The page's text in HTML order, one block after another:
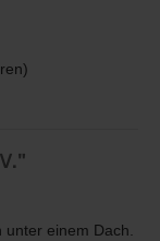
einem Dach.